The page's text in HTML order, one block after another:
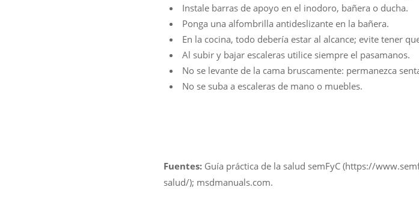
Instale barras de apoyo en el inodoro, bañera o ducha.
Ponga una alfombrilla antideslizante en la bañera.
En la cocina, todo debería estar al alcance; evite tener
Al subir y bajar escaleras utilice siempre el pasamanos.
No se levante de la cama bruscamente: permanezca
No se suba a escaleras de mano o muebles.
Fuentes: Guía práctica de la salud semFyC (https://
salud/); msdmanuals.com.